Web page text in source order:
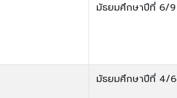
มัธยมศึกษาปีที่ 6/9
มัธยมศึกษาปีที่ 4/6